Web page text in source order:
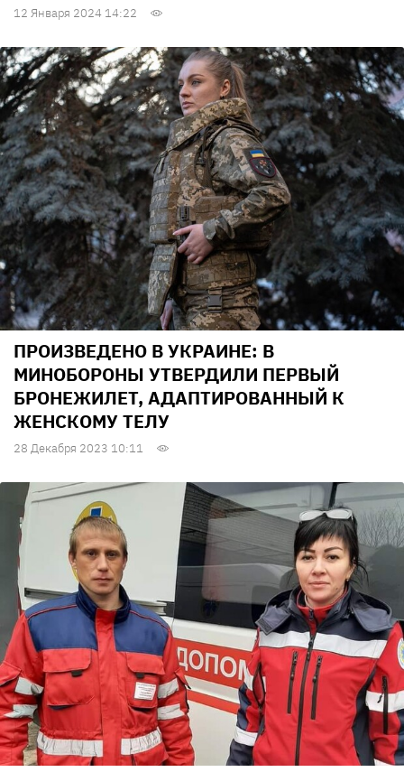
12 Января 2024 14:22
ПРОИЗВЕДЕНО В УКРАИНЕ: В
МИНОБОРОНЫ УТВЕРДИЛИ ПЕРВЫЙ
БРОНЕЖИЛЕТ, АДАПТИРОВАННЫЙ К
ЖЕНСКОМУ ТЕЛУ
28 Декабря 2023 10:11